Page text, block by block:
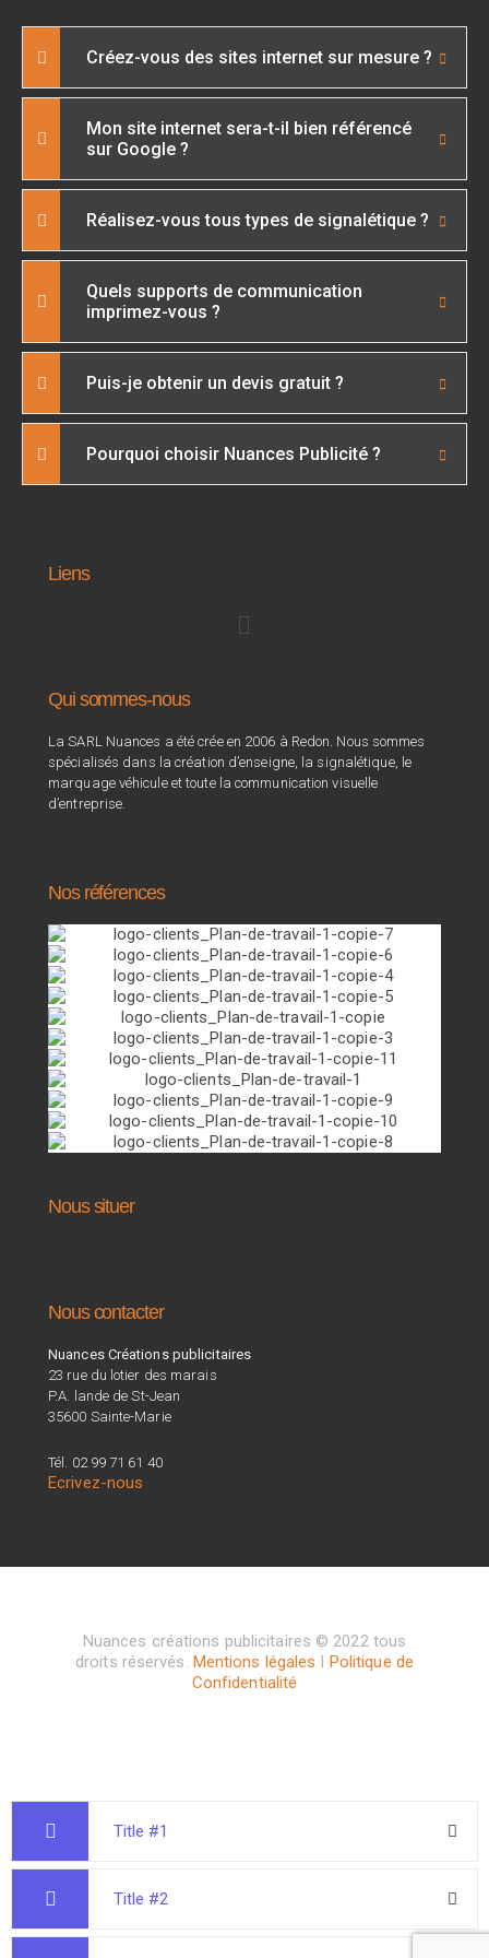
Créez-vous des sites internet sur mesure ?
Mon site internet sera-t-il bien référencé
sur Google ?
Réalisez-vous tous types de signalétique ?
Quels supports de communication
imprimez-vous ?
Puis-je obtenir un devis gratuit ?
Pourquoi choisir Nuances Publicité ?
Liens
Qui sommes-nous
La SARL Nuances a été crée en 2006 à Redon. Nous sommes
spécialisés dans la création d’enseigne, la signalétique, le
marquage véhicule et toute la communication visuelle
d’entreprise.
Nos références
Nous situer
Nous contacter
Nuances Créations publicitaires
23 rue du lotier des marais
P.A. lande de St-Jean
35600 Sainte-Marie
Tél. 02 99 71 61 40
Ecrivez-nous
Nuances créations publicitaires © 2022 tous
droits réservés. Mentions légales I Politique de
Confidentialité
Title #1
Title #2